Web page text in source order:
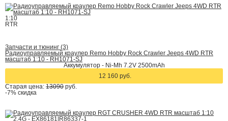
1:10
RTR
Запчасти и тюнинг (3)
Радиоуправляемый краулер Remo Hobby Rock Crawler Jeeps 4WD RTR
масштаб 1:10 - RH1071-SJ
Аккумулятор - Ni-Mh 7.2V 2500mAh
12 160 руб.
Старая цена: 13090 руб.
-7% скидка